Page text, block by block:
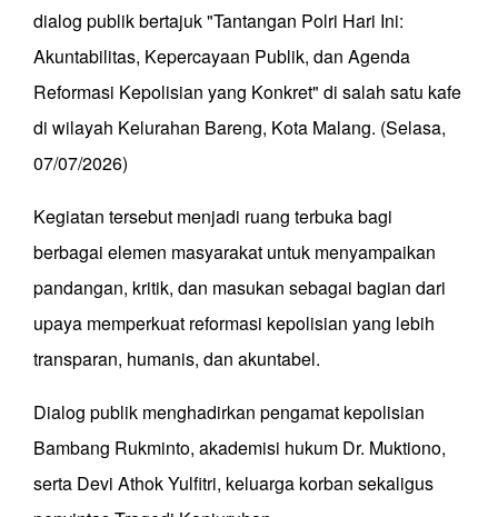
dialog publik bertajuk "Tantangan Polri Hari Ini:
Akuntabilitas, Kepercayaan Publik, dan Agenda
Reformasi Kepolisian yang Konkret" di salah satu kafe
di wilayah Kelurahan Bareng, Kota Malang. (Selasa,
07/07/2026)
Kegiatan tersebut menjadi ruang terbuka bagi
berbagai elemen masyarakat untuk menyampaikan
pandangan, kritik, dan masukan sebagai bagian dari
upaya memperkuat reformasi kepolisian yang lebih
transparan, humanis, dan akuntabel.
Dialog publik menghadirkan pengamat kepolisian
Bambang Rukminto, akademisi hukum Dr. Muktiono,
serta Devi Athok Yulfitri, keluarga korban sekaligus